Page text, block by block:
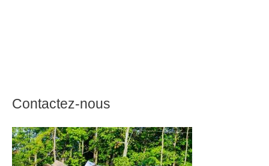
Contactez-nous